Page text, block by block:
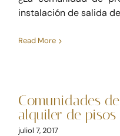
instalación de salida
Read More
Comunidades
alquiler de
juliol 7, 2017